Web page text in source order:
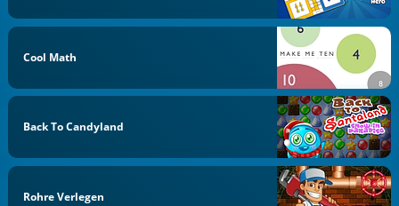
Cool Math
Back To Candyland
Rohre Verlegen